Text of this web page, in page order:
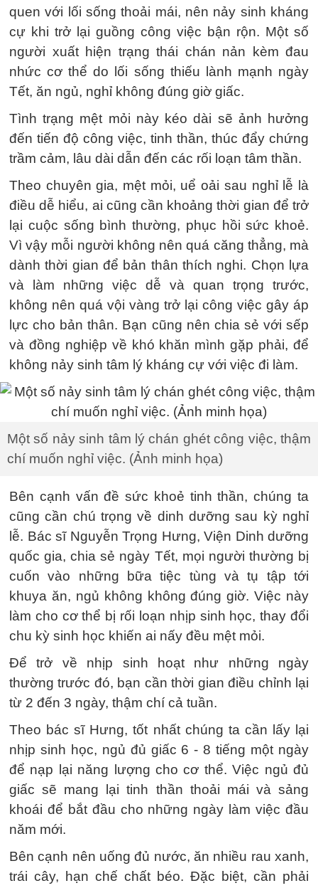
quen với lối sống thoải mái, nên nảy sinh kháng
cự khi trở lại guồng công việc bận rộn. Một số
người xuất hiện trạng thái chán nản kèm đau
nhức cơ thể do lối sống thiếu lành mạnh ngày
Tết, ăn ngủ, nghỉ không đúng giờ giấc.
Tình trạng mệt mỏi này kéo dài sẽ ảnh hưởng
đến tiến độ công việc, tinh thần, thúc đẩy chứng
trầm cảm, lâu dài dẫn đến các rối loạn tâm thần.
Theo chuyên gia, mệt mỏi, uể oải sau nghỉ lễ là
điều dễ hiểu, ai cũng cần khoảng thời gian để trở
lại cuộc sống bình thường, phục hồi sức khoẻ.
Vì vậy mỗi người không nên quá căng thẳng, mà
dành thời gian để bản thân thích nghi. Chọn lựa
và làm những việc dễ và quan trọng trước,
không nên quá vội vàng trở lại công việc gây áp
lực cho bản thân. Bạn cũng nên chia sẻ với sếp
và đồng nghiệp về khó khăn mình gặp phải, để
không nảy sinh tâm lý kháng cự với việc đi làm.
Một số nảy sinh tâm lý chán ghét công việc, thậm
chí muốn nghỉ việc. (Ảnh minh họa)
Bên cạnh vấn đề sức khoẻ tinh thần, chúng ta
cũng cần chú trọng về dinh dưỡng sau kỳ nghỉ
lễ. Bác sĩ Nguyễn Trọng Hưng, Viện Dinh dưỡng
quốc gia, chia sẻ ngày Tết, mọi người thường bị
cuốn vào những bữa tiệc tùng và tụ tập tới
khuya ăn, ngủ không không đúng giờ. Việc này
làm cho cơ thể bị rối loạn nhịp sinh học, thay đổi
chu kỳ sinh học khiến ai nấy đều mệt mỏi.
Để trở về nhịp sinh hoạt như những ngày
thường trước đó, bạn cần thời gian điều chỉnh lại
từ 2 đến 3 ngày, thậm chí cả tuần.
Theo bác sĩ Hưng, tốt nhất chúng ta cần lấy lại
nhịp sinh học, ngủ đủ giấc 6 - 8 tiếng một ngày
để nạp lại năng lượng cho cơ thể. Việc ngủ đủ
giấc sẽ mang lại tinh thần thoải mái và sảng
khoái để bắt đầu cho những ngày làm việc đầu
năm mới.
Bên cạnh nên uống đủ nước, ăn nhiều rau xanh,
trái cây, hạn chế chất béo. Đặc biệt, cần phải